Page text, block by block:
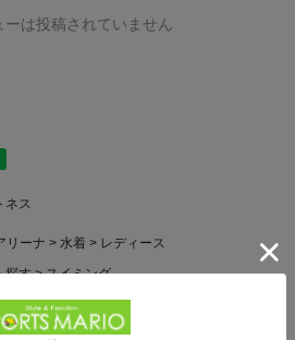
ーは投稿されていません
ネス
リーナ 水着
レディース
探す
スイミング
商品も見ています